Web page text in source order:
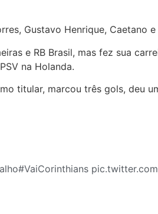
Gustavo Henrique, Caetano
e RB Brasil, mas fez sua
na Holanda.
titular, marcou três gols, deu
#VaiCorinthians